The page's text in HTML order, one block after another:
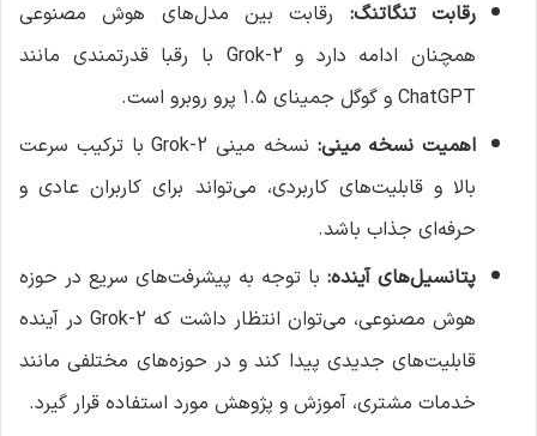
رقابت تنگاتنگ: رقابت بین مدل‌های هوش مصنوعی
همچنان ادامه دارد و Grok-2 با رقبا قدرتمندی مانند
ChatGPT و گوگل جمینای ۱.۵ پرو روبرو است.
اهمیت نسخه مینی:
نسخه مینی Grok-2 با ترکیب سرعت
بالا و قابلیت‌های کاربردی، می‌تواند برای کاربران عادی و
حرفه‌ای جذاب باشد.
پتانسیل‌های آینده: با توجه به پیشرفت‌های سریع در حوزه
هوش مصنوعی، می‌توان انتظار داشت که Grok-2 در آینده
قابلیت‌های جدیدی پیدا کند و در حوزه‌های مختلفی مانند
خدمات مشتری، آموزش و پژوهش مورد استفاده قرار گیرد.